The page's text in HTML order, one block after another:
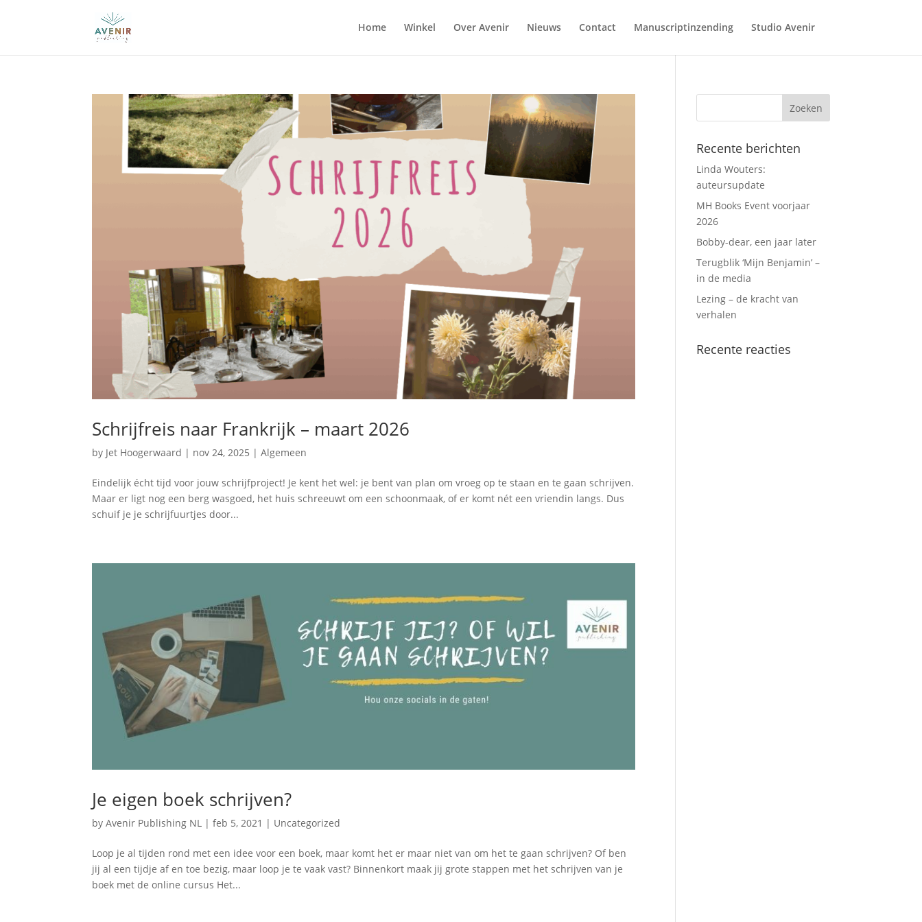
Home Winkel Over Avenir Nieuws Contact Manuscriptinzending Studio Avenir
Schrijfreis naar Frankrijk – maart 2026
by Jet Hoogerwaard | nov 24, 2025 |Algemeen
Eindelijk écht tijd voor jouw schrijfproject! Je kent het wel: je bent van plan om vroeg op te staan en te gaan schrijven.
Maar er ligt nog een berg wasgoed, het huis schreeuwt om een schoonmaak, of er komt nét een vriendin langs. Dus
schuif je je schrijfuurtjes door...
Je eigen boek schrijven?
byAvenir Publishing NL |feb 5, 2021 | Uncategorized
Loop je al tijden rond met een idee voor een boek, maar komt het er maar niet van om het te gaan schrijven? Of ben
jij al een tijdje af en toe bezig, maar loop je te vaak vast? Binnenkort maak jij grote stappen met het schrijven van je
boek met de online cursus Het...
Recente berichten
Linda Wouters:
auteursupdate
MH Books Event voorjaar
2026
Bobby-dear, een jaar later
Terugblik ‘Mijn Benjamin’ –
in de media
Lezing – de kracht van
verhalen
Recente reacties